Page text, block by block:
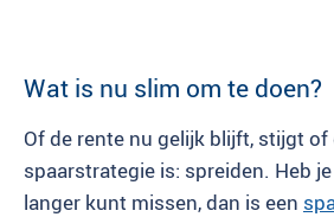
Wat is nu slim om te doen?
Of de rente nu gelijk blijft, stijgt
spaarstrategie is: spreiden. Heb
langer kunt missen, dan is een